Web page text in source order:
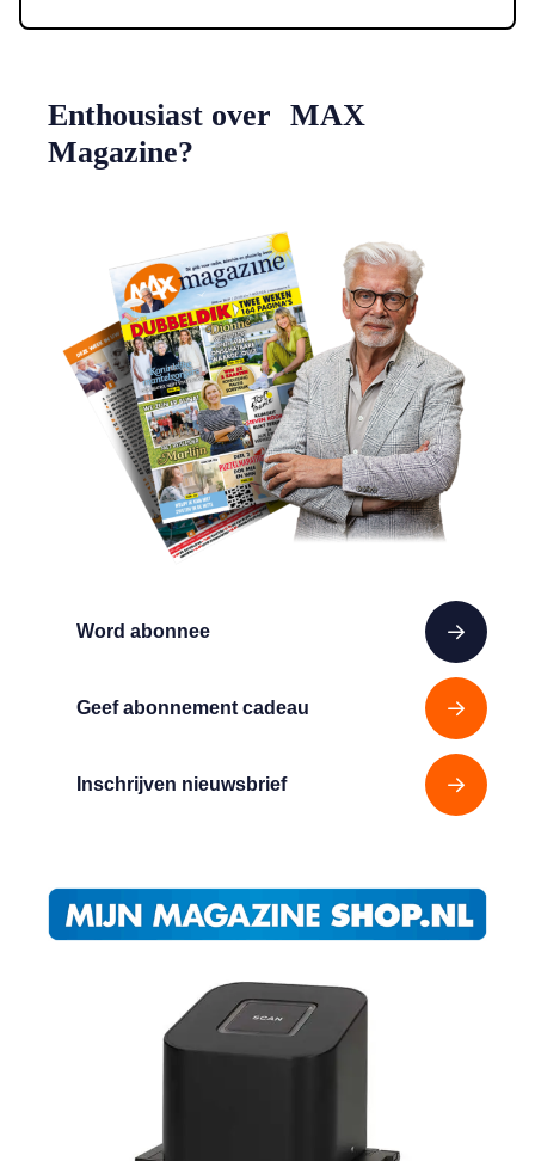
Word abonnee
Geef abonnement cadeau
Inschrijven nieuwsbrief
Enthousiast over MAX
Magazine?